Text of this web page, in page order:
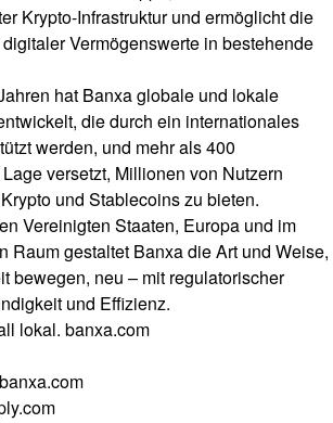
Krypto-Infrastruktur und ermöglicht die
Vermögenswerte in bestehende
hat Banxa globale und lokale
die durch ein internationales
werden, und mehr als 400
versetzt, Millionen von Nutzern
und Stablecoins zu bieten.
Vereinigten Staaten, Europa und im
Raum gestaltet Banxa die Art und Weise,
bewegen, neu – mit regulatorischer
und Effizienz.
lokal. banxa.com